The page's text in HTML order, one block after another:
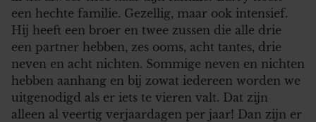
een hechte familie. Gezellig, maar ook intensief.
Hij heeft een broer en twee zussen die alle drie
een partner hebben, zes ooms, acht tantes, drie
neven en acht nichten. Sommige neven en nichten
hebben aanhang en bij zowat iedereen worden we
uitgenodigd als er iets te vieren valt. Dat zijn
alleen al veertig verjaardagen per jaar! Dan zijn er